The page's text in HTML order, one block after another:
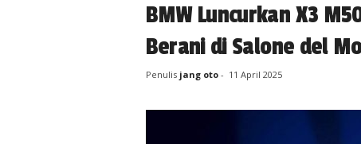
BMW Luncurkan X3
Berani di Salone del
Penulis jang oto- 11 April 2025